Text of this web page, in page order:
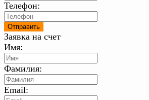
Телефон:
Заявка на счет
Имя:
Фамилия:
Email: